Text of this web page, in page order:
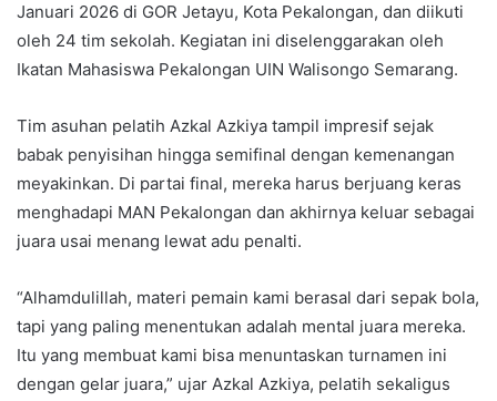
Januari 2026 di GOR Jetayu, Kota Pekalongan, dan diikuti
oleh 24 tim sekolah. Kegiatan ini diselenggarakan oleh
Ikatan Mahasiswa Pekalongan UIN Walisongo Semarang.
Tim asuhan pelatih Azkal Azkiya tampil impresif sejak
babak penyisihan hingga semifinal dengan kemenangan
meyakinkan. Di partai final, mereka harus berjuang keras
menghadapi MAN Pekalongan dan akhirnya keluar sebagai
juara usai menang lewat adu penalti.
“Alhamdulillah, materi pemain kami berasal dari sepak bola,
tapi yang paling menentukan adalah mental juara mereka.
Itu yang membuat kami bisa menuntaskan turnamen ini
dengan gelar juara,” ujar Azkal Azkiya, pelatih sekaligus